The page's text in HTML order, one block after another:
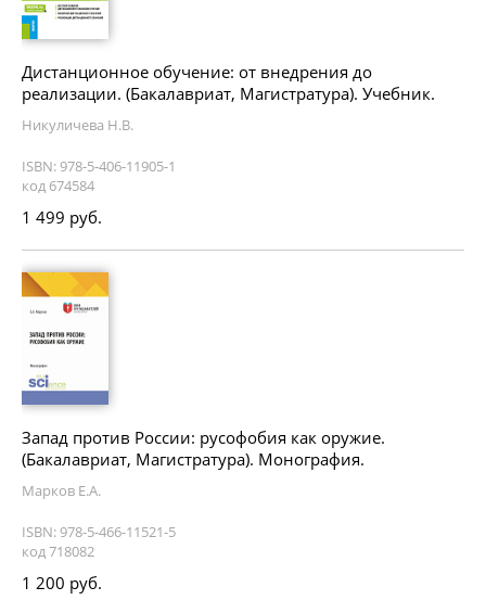
Дистанционное обучение: от внедрения до
реализации. (Бакалавриат, Магистратура). Учебник.
Никуличева Н.В.
ISBN: 978-5-406-11905-1
код 674584
1 499 руб.
Запад против России: русофобия как оружие.
(Бакалавриат, Магистратура). Монография.
Марков Е.А.
ISBN: 978-5-466-11521-5
код 718082
1 200 руб.